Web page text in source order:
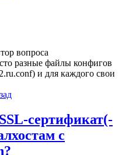
вопроса
разные файлы конфигов
и для каждого свои
сертификат(-
с